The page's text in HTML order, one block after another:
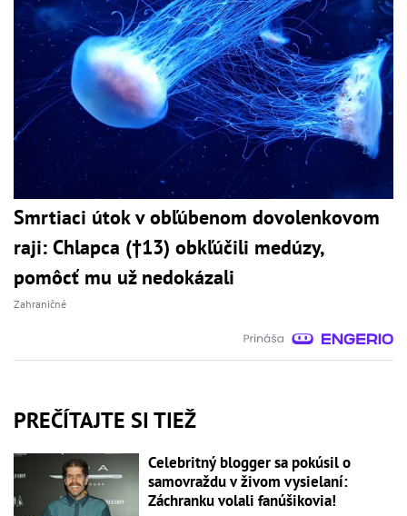
Smrtiaci útok v obľúbenom dovolenkovom
raji: Chlapca (†13) obkľúčili medúzy,
pomôcť mu už nedokázali
Zahraničné
PREČÍTAJTE SI TIEŽ
Celebritný blogger sa pokúsil o
samovraždu v živom vysielaní:
Záchranku volali fanúšikovia!